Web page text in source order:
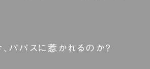
、パパスに惹かれるのか？